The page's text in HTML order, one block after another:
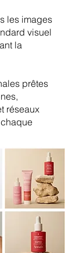
les images
visuel
la
prêtes
réseaux